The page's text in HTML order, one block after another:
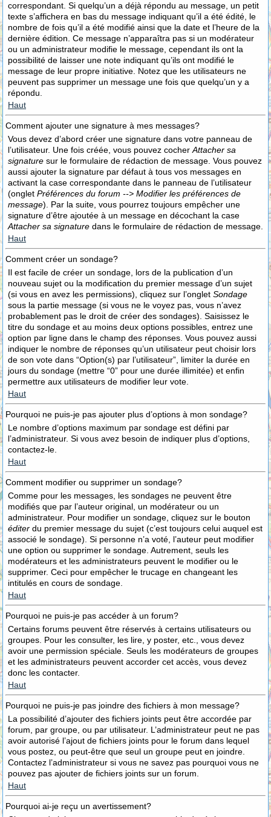
correspondant. Si quelqu’un a déjà répondu au message, un petit
texte s’affichera en bas du message indiquant qu’il a été édité, le
nombre de fois qu’il a été modifié ainsi que la date et l’heure de la
dernière édition. Ce message n’apparaîtra pas si un modérateur
ou un administrateur modifie le message, cependant ils ont la
possibilité de laisser une note indiquant qu’ils ont modifié le
message de leur propre initiative. Notez que les utilisateurs ne
peuvent pas supprimer un message une fois que quelqu’un y a
répondu.
Haut
Comment ajouter une signature à mes messages?
Vous devez d’abord créer une signature dans votre panneau de
l’utilisateur. Une fois créée, vous pouvez cocher Attacher sa
signature sur le formulaire de rédaction de message. Vous pouvez
aussi ajouter la signature par défaut à tous vos messages en
activant la case correspondante dans le panneau de l’utilisateur
(onglet Préférences du forum --> Modifier les préférences de
message). Par la suite, vous pourrez toujours empêcher une
signature d’être ajoutée à un message en décochant la case
Attacher sa signature dans le formulaire de rédaction de message.
Haut
Comment créer un sondage?
Il est facile de créer un sondage, lors de la publication d’un
nouveau sujet ou la modification du premier message d’un sujet
(si vous en avez les permissions), cliquez sur l’onglet Sondage
sous la partie message (si vous ne le voyez pas, vous n’avez
probablement pas le droit de créer des sondages). Saisissez le
titre du sondage et au moins deux options possibles, entrez une
option par ligne dans le champ des réponses. Vous pouvez aussi
indiquer le nombre de réponses qu’un utilisateur peut choisir lors
de son vote dans “Option(s) par l’utilisateur”, limiter la durée en
jours du sondage (mettre “0” pour une durée illimitée) et enfin
permettre aux utilisateurs de modifier leur vote.
Haut
Pourquoi ne puis-je pas ajouter plus d’options à mon sondage?
Le nombre d’options maximum par sondage est défini par
l’administrateur. Si vous avez besoin de indiquer plus d’options,
contactez-le.
Haut
Comment modifier ou supprimer un sondage?
Comme pour les messages, les sondages ne peuvent être
modifiés que par l’auteur original, un modérateur ou un
administrateur. Pour modifier un sondage, cliquez sur le bouton
éditer du premier message du sujet (c’est toujours celui auquel est
associé le sondage). Si personne n’a voté, l’auteur peut modifier
une option ou supprimer le sondage. Autrement, seuls les
modérateurs et les administrateurs peuvent le modifier ou le
supprimer. Ceci pour empêcher le trucage en changeant les
intitulés en cours de sondage.
Haut
Pourquoi ne puis-je pas accéder à un forum?
Certains forums peuvent être réservés à certains utilisateurs ou
groupes. Pour les consulter, les lire, y poster, etc., vous devez
avoir une permission spéciale. Seuls les modérateurs de groupes
et les administrateurs peuvent accorder cet accès, vous devez
donc les contacter.
Haut
Pourquoi ne puis-je pas joindre des fichiers à mon message?
La possibilité d’ajouter des fichiers joints peut être accordée par
forum, par groupe, ou par utilisateur. L’administrateur peut ne pas
avoir autorisé l’ajout de fichiers joints pour le forum dans lequel
vous postez, ou peut-être que seul un groupe peut en joindre.
Contactez l’administrateur si vous ne savez pas pourquoi vous ne
pouvez pas ajouter de fichiers joints sur un forum.
Haut
Pourquoi ai-je reçu un avertissement?